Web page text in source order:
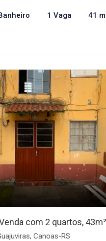
1 Vaga 41
com 2 quartos, 43m²
Canoas-RS